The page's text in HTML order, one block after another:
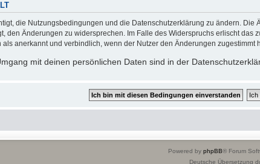
die Nutzungsbedingungen und die Datenschutzerklärung zu ändern. Die
den Änderungen zu widersprechen. Im Falle des Widerspruchs erlischt
als anerkannt und verbindlich, wenn der Nutzer den Änderungen zugestimmt
mit deinen persönlichen Daten sind in der
Powered by phpBB® Forum
Deutsche Übersetzung